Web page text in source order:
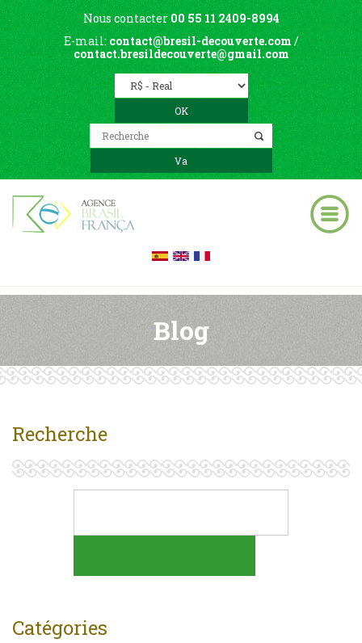
Nous contacter 00 55 11 2409-8994
E-mail: contact@bresil-decouverte.com /
contact.bresildecouverte@gmail.com
Blog
Recherche
Catégories